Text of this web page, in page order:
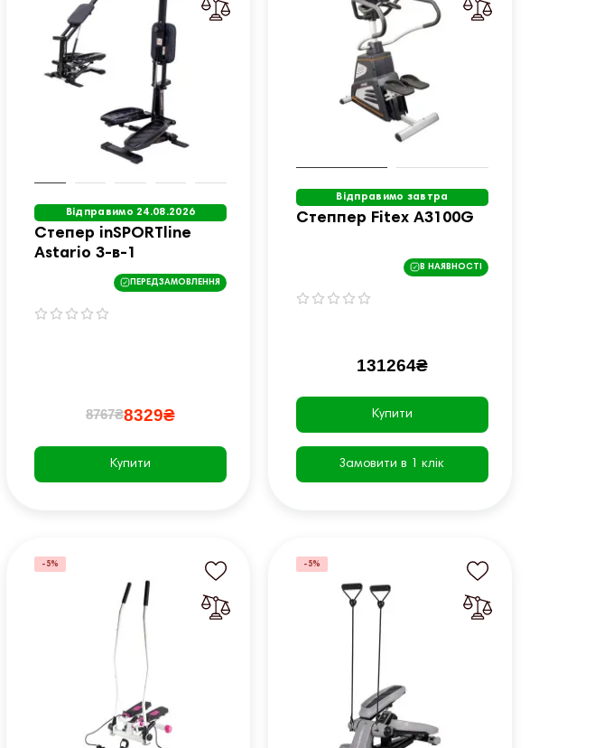
Відправимо 24.08.2026
Степер inSPORTline
Astario 3-в-1
ПЕРЕДЗАМОВЛЕННЯ
8767₴8329₴
Купити
Відправимо завтра
Степпер Fitex A3100G
В НАЯВНОСТІ
131264₴
Купити
Замовити в 1 клік
-5% -5%